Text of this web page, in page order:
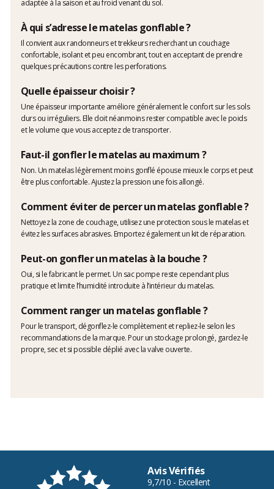
adaptée à la saison et au froid venant du sol.
À qui s’adresse le matelas gonflable ?
Il convient aux randonneurs et trekkeurs recherchant un couchage
confortable, isolant et peu encombrant, tout en acceptant de prendre
quelques précautions contre les perforations.
Quelle épaisseur choisir ?
Une épaisseur importante améliore généralement le confort sur les sols
durs ou irréguliers. Elle doit néanmoins rester compatible avec le poids
et le volume que vous acceptez de transporter.
Faut-il gonfler le matelas au maximum ?
Non. Un matelas légèrement moins gonflé épouse mieux le corps et peut
être plus confortable. Ajustez la pression une fois allongé.
Comment éviter de percer un matelas gonflable ?
Nettoyez la zone de couchage, utilisez une protection sous le matelas et
évitez les surfaces abrasives. Emportez également un kit de réparation.
Peut-on gonfler un matelas à la bouche ?
Oui, si le fabricant le permet. Un sac pompe reste cependant plus
pratique et limite l’humidité introduite à l’intérieur du matelas.
Comment ranger un matelas gonflable ?
Pour le transport, dégonflez-le complètement et repliez-le selon les
recommandations de la marque. Pour un stockage prolongé, gardez-le
propre, sec et si possible déplié avec la valve ouverte.
Avis Vérifiés
9,7/10 - Excellent